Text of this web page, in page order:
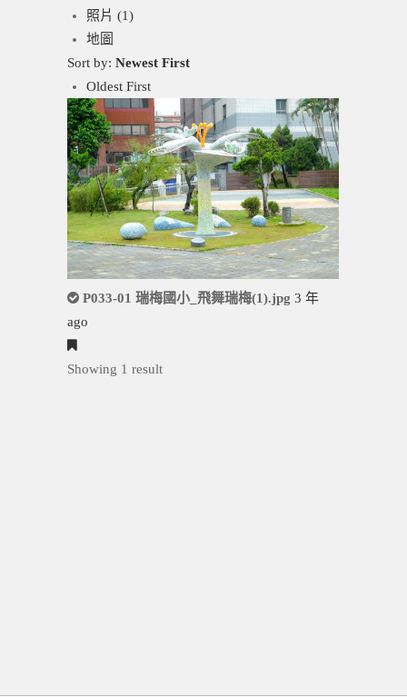
照片 (1)
地圖
Sort by: Newest First
Oldest First
P033-01 瑞梅國小_飛舞瑞梅(1).jpg 3 年
ago
Showing 1 result